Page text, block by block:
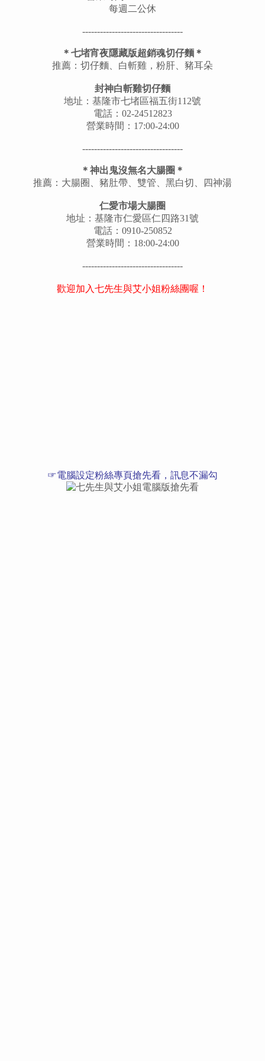
每週二公休
----------------------------------
＊七堵宵夜隱藏版超銷魂切仔麵＊
推薦：切仔麵、白斬雞，粉肝、豬耳朵
封神白斬雞切仔麵
地址：基隆市七堵區福五街112號
電話：02-24512823
營業時間：17:00-24:00
----------------------------------
＊神出鬼沒無名大腸圈＊
推薦：大腸圈、豬肚帶、雙管、黑白切、四神湯
仁愛市場大腸圈
地址：基隆市仁愛區仁四路31號
電話：0910-250852
營業時間：18:00-24:00
----------------------------------
歡迎加入七先生與艾小姐粉絲團喔！
☞電腦設定粉絲專頁搶先看，訊息不漏勾